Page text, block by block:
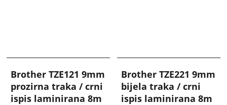
Brother TZE121 9mm
prozirna traka / crni
ispis laminirana 8m
Brother TZE221 9mm
bijela traka / crni
ispis laminirana 8m